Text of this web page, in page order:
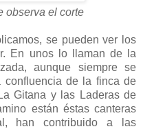
observa el corte
se pueden ver los
En unos lo llaman de la
aunque siempre se
de la finca de
Gitana y las Laderas de
están éstas canteras
han contribuido a las